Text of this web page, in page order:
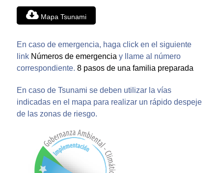
Mapa Tsunami
En caso de emergencia, haga click en el siguiente
link Números de emergencia y llame al número
correspondiente. 8 pasos de una familia preparada
En caso de Tsunami se deben utilizar la vías
indicadas en el mapa para realizar un rápido despeje
de las zonas de riesgo.